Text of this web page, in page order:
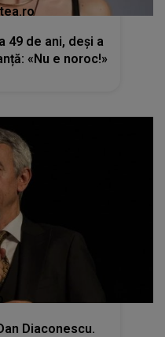
49 de ani, deși a
«Nu e noroc!»
Diaconescu.